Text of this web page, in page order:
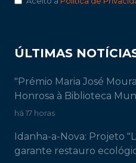
ÚLTIMAS
"Prémio Maria José
Honrosa à Biblioteca
há 17 horas
Idanha-a-Nova: Projeto
garante restauro